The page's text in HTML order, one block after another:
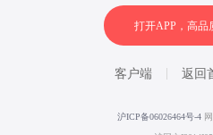
打开APP，高品
客户端 返回
沪ICP备06026464号-4